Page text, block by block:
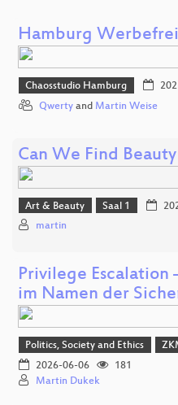
Hamburg Werbefrei
Chaosstudio Hamburg
Qwerty and Martin Weise
Can We Find
Art & Beauty Saal 1
martin
Privilege
im Namen der
Politics, Society and Ethics
2026-06-06
181
Martin Dukek